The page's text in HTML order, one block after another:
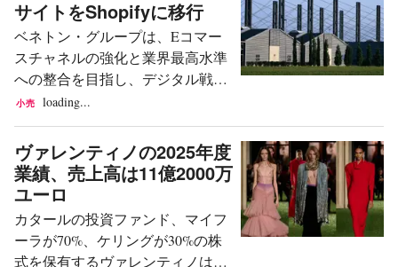
る。この戦略は...
持つアジアでは、中国および中東
市場に戦略的焦点を当て、事業展
開を加速させている。 ブランド戦
略の基盤は「製品中心主義」 イノ
ベーションの面では、技術インフ
統合への大規模な投資を通じて、
デジタルトランスフォーメーショ
ンをさらに加速させ...
ーマで構成される。「グッチ フロ
ーラ」、「グッチ ノード」、「エ
バーラスティング G」、そして
「ホースビット」や「マリーナチ
ェーン」を含む「アイコニック シ
グネチャー」である。 まず「グッ
チ フローラ」は、メゾンと自然界
との深く長年にわたる結びつきを
称えるものだ。このデザインは、
1966年にヴィットリオ・アッコル
ネロがグレース・ケリーへの贈り
物として依頼されたシルクスカー
サイトをShopifyに移行
ベネトン・グループは、Eコマー
スチャネルの強化と業界最高水準
への整合を目指し、デジタル戦略
を本格化させている。その一環と
トン」および「シスレー」のECサ
イトをShopifyプラットフォームへ
移行した。「この移行は、グロー
バル市場の変化により迅速に対応
できる、よりアジャイルでスケー
ラブルな技術アーキテクチャへの
小売 loading...
ヴァレンティノの2025年度
業績、売上高は11億2000万
ユーロ
カタールの投資ファンド、マイフ
ーラが70%、ケリングが30%の株
式を保有するヴァレンティノは、